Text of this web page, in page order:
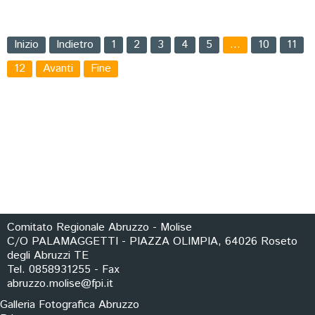
Inizio Indietro 1 2 3 4 5 … 10
11
12
Avanti Fine
Comitato Regionale Abruzzo - Molise
C/O PALAMAGGETTI - PIAZZA OLIMPIA, 64026 Roseto
degli Abruzzi TE
Tel. 0858931255 - Fax
abruzzo.molise@fpi.it
Galleria Fotografica Abruzzo